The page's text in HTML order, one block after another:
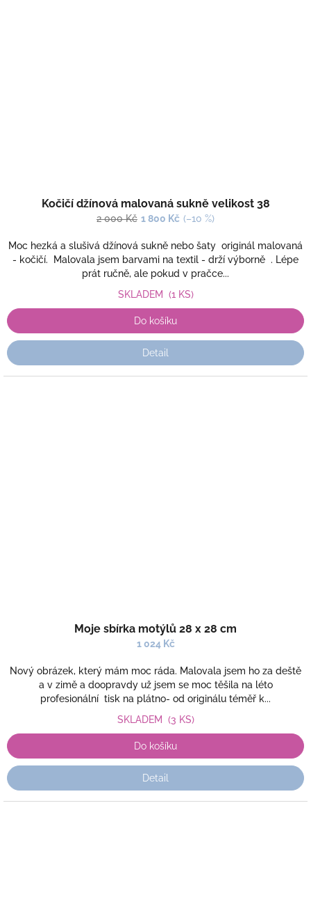
Kočičí džínová malovaná sukně velikost 38
2 000 Kč 1 800 Kč (–10 %)
Moc hezká a slušivá džínová sukně nebo šaty originál malovaná
- kočičí. Malovala jsem barvami na textil - drží výborně . Lépe
prát ručně, ale pokud v pračce...
SKLADEM (1 KS)
Do košíku
Detail
Moje sbírka motýlů 28 x 28 cm
1 024 Kč
Nový obrázek, který mám moc ráda. Malovala jsem ho za deště
a v zimě a doopravdy už jsem se moc těšila na léto
profesionální tisk na plátno- od originálu téměř k...
SKLADEM (3 KS)
Do košíku
Detail